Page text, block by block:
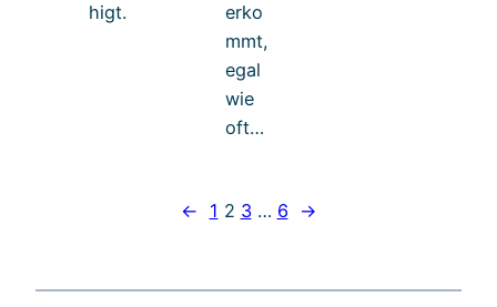
higt.
erko
mmt,
egal
wie
oft…
← 1 2 3 … 6 →